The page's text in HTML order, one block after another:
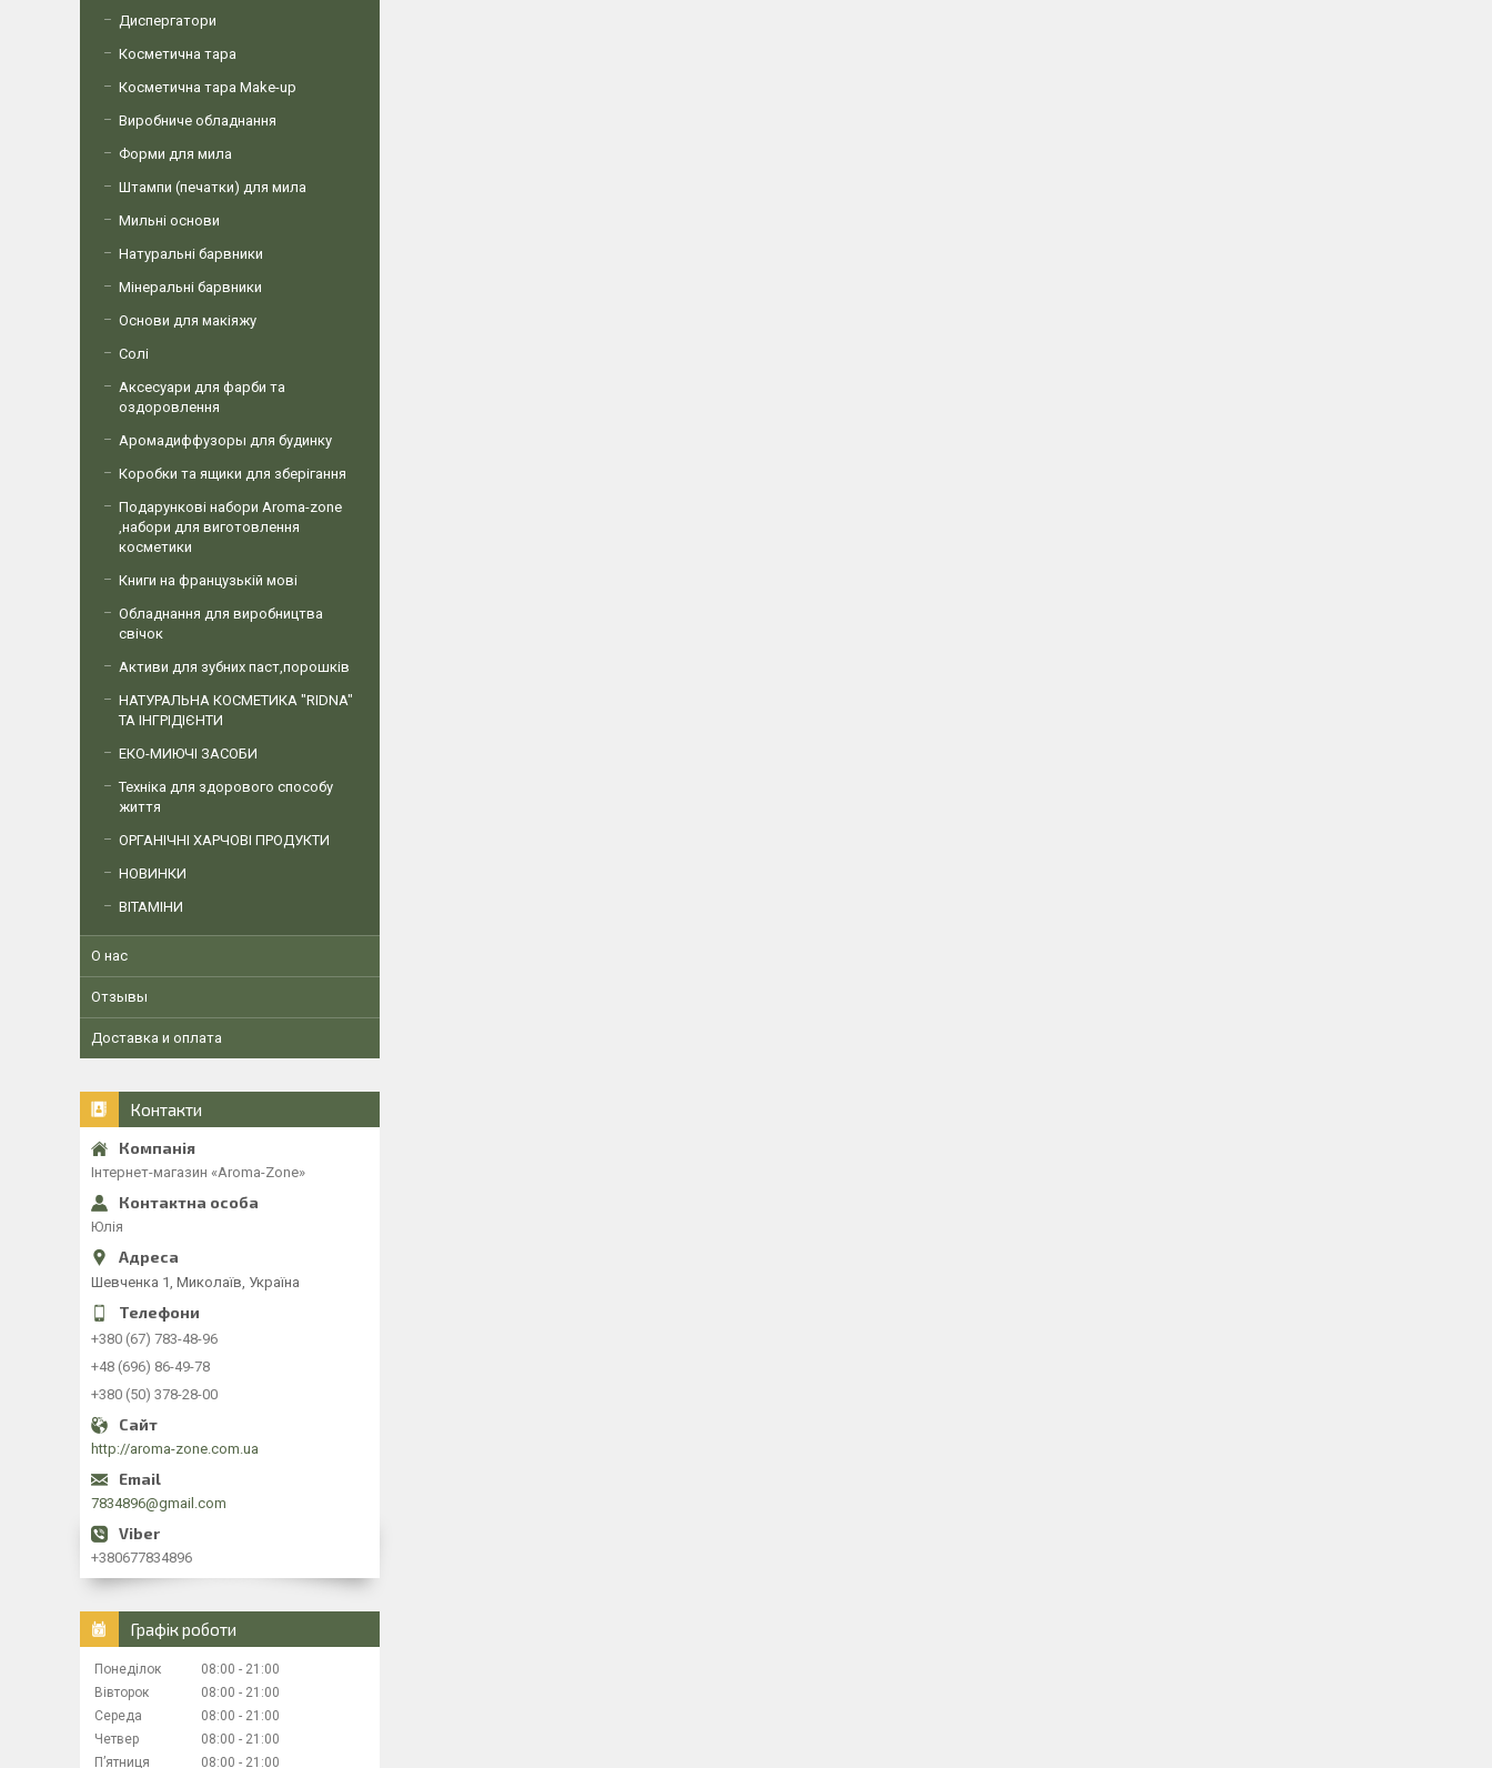
Диспергатори
Косметична тара
Косметична тара Make-up
Виробниче обладнання
Форми для мила
Штампи (печатки) для мила
Мильні основи
Натуральні барвники
Мінеральні барвники
Основи для макіяжу
Солі
Аксесуари для фарби та
оздоровлення
Аромадиффузоры для будинку
Коробки та ящики для зберігання
Подарункові набори Aroma-zone
,набори для виготовлення
косметики
Книги на французькій мові
Обладнання для виробництва
свічок
Активи для зубних паст,порошків
НАТУРАЛЬНА КОСМЕТИКА "RIDNA"
ТА ІНГРІДІЄНТИ
ЕКО-МИЮЧІ ЗАСОБИ
Техніка для здорового способу
життя
ОРГАНІЧНІ ХАРЧОВІ ПРОДУКТИ
НОВИНКИ
ВІТАМІНИ
О нас
Отзывы
Доставка и оплата
Контакти
Інтернет-магазин «Aroma-Zone»
Юлія
Шевченка 1, Миколаїв, Україна
+380 (67) 783-48-96
+48 (696) 86-49-78
+380 (50) 378-28-00
http://aroma-zone.com.ua
7834896@gmail.com
+380677834896
Графік роботи
Понеділок 08:00
21:00
Вівторок
08:00
21:00
Середа
08:00
21:00
Четвер
08:00
21:00
Пʼятниця
08:00 21:00